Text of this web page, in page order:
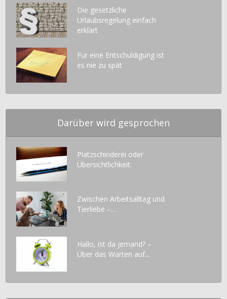
Die gesetzliche
Urlaubsregelung einfach
erklärt
Für eine Entschuldigung ist
es nie zu spät
Darüber wird gesprochen
Platzschinderei oder
Übersichtlichkeit:
Zwischen Arbeitsalltag und
Tierliebe –...
Hallo, ist da jemand? –
Über das Warten auf...